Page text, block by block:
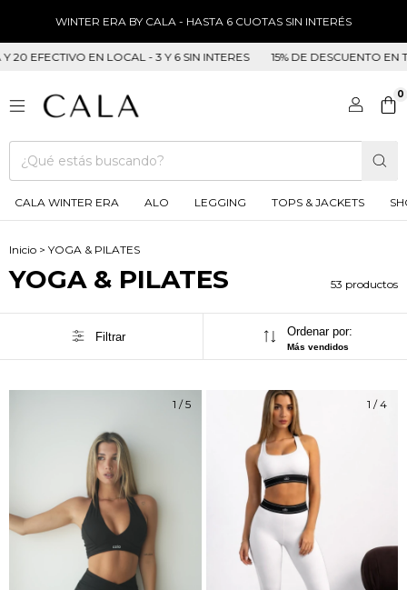
WINTER ERA BY CALA - HASTA 6 CUOTAS SIN INTERÉS
EN LOCAL - 3 Y 6 SIN INTERES 15% DE DESCUENTO EN
0
CALA WINTER ERA ALO LEGGING TOPS & JACKETS
Inicio > YOGA & PILATES
YOGA & PILATES 53 productos
Filtrar Ordenar por:
Más vendidos
1 /5 1 /4